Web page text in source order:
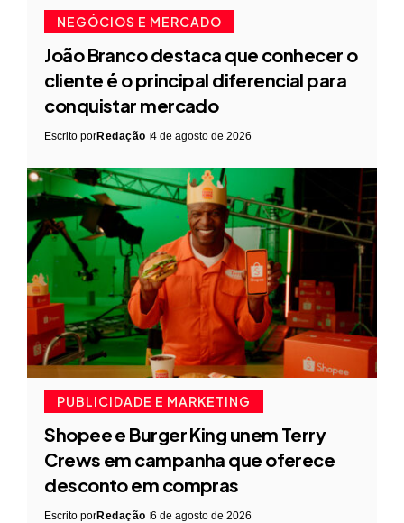
NEGÓCIOS E MERCADO
João Branco destaca que conhecer o
cliente é o principal diferencial para
conquistar mercado
Escrito porRedação 4 de agosto de 2026
PUBLICIDADE E MARKETING
Shopee e Burger King unem Terry
Crews em campanha que oferece
desconto em compras
Escrito porRedação 6 de agosto de 2026